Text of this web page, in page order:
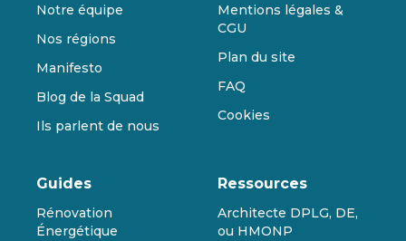
Notre équipe
Nos régions
Manifesto
Blog de la Squad
Ils parlent de nous
Mentions légales &
CGU
Plan du site
FAQ
Cookies
Guides
Rénovation
Énergétique
Ressources
Architecte DPLG, DE,
ou HMONP